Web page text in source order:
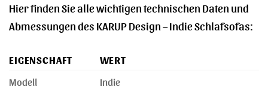
Hier finden Sie alle wichtigen technischen Daten und
Abmessungen des KARUP Design – Indie Schlafsofas:
EIGENSCHAFT
WERT
Modell
Indie